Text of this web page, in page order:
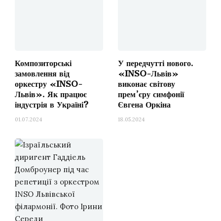
сестер, що перебувають
тут, в Європі, і там, по
сибірських концтаборах,
тоді, коли тоталітарна
кривава більшовицька
система буде знесена так,
як і гітлерівська…». На
жаль, більшість митців
Композиторські
замовлення від
оркестру «INSO-
Львів». Як працює
індустрія в Україні?
01.07.2024
У передчутті нового.
«INSO-Львів»
виконає світову
прем’єру симфонії
Євгена Оркіна
18.05.2024